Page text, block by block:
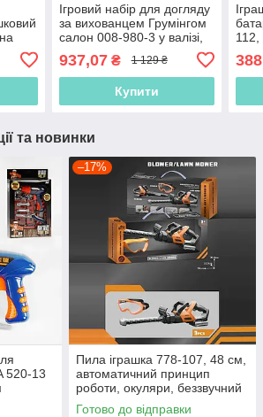
Ігровий набір для догляду
за вихованцем Грумінгом
салон 008-980-3 у валізі,
м'яка іграшка, аксесуари,
полички
937,07₴ 1 129 ₴
Купити
112,
та новинки
520-13
–17%
Пила іграшка 778-107, 48 см,
автоматичний принцип
роботи, окуляри, беззвучний
режим, звук
Готово до відправки